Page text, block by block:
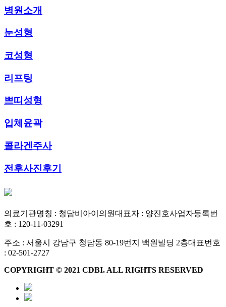
병원소개
눈성형
코성형
리프팅
쁘띠성형
입체윤곽
콜라겐주사
전후사진후기
의료기관명칭 : 청담비아이의원대표자 : 양진호사업자등록번
호 : 120-11-03291
주소 : 서울시 강남구 청담동 80-19번지 백원빌딩 2층대표번호
: 02-501-2727
COPYRIGHT © 2021 CDBI. ALL RIGHTS RESERVED